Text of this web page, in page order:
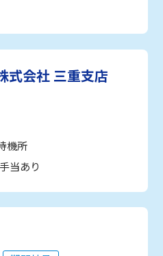
式会社 三重支店
機所
当あり